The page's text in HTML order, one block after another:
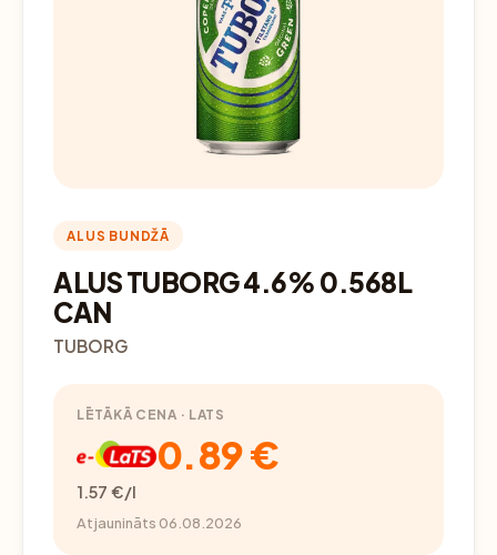
ALUS BUNDŽĀ
ALUS TUBORG 4.6% 0.568L
CAN
TUBORG
LĒTĀKĀ CENA · LATS
0.89 €
1.57 €/l
Atjaunināts 06.08.2026